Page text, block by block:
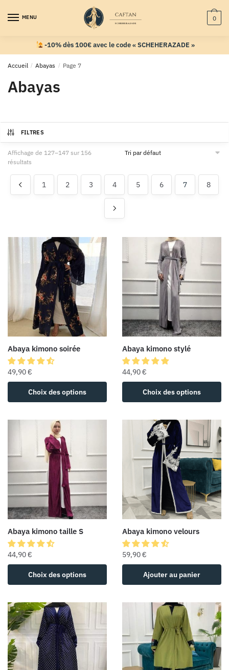
MENU 0
-10% dès 100€ avec le code « SCHEHERAZADE »
Accueil / Abayas / Page 7
Abayas
FILTRES
Affichage de 127–147 sur 156
résultats
1 2 3 4 5 6 7 8
Abaya kimono soirée
49,90€
Choix des options
Abaya kimono stylé
44,90€
Choix des options
Abaya kimono taille S
44,90€
Choix des options
Abaya kimono velours
59,90€
Ajouter au panier